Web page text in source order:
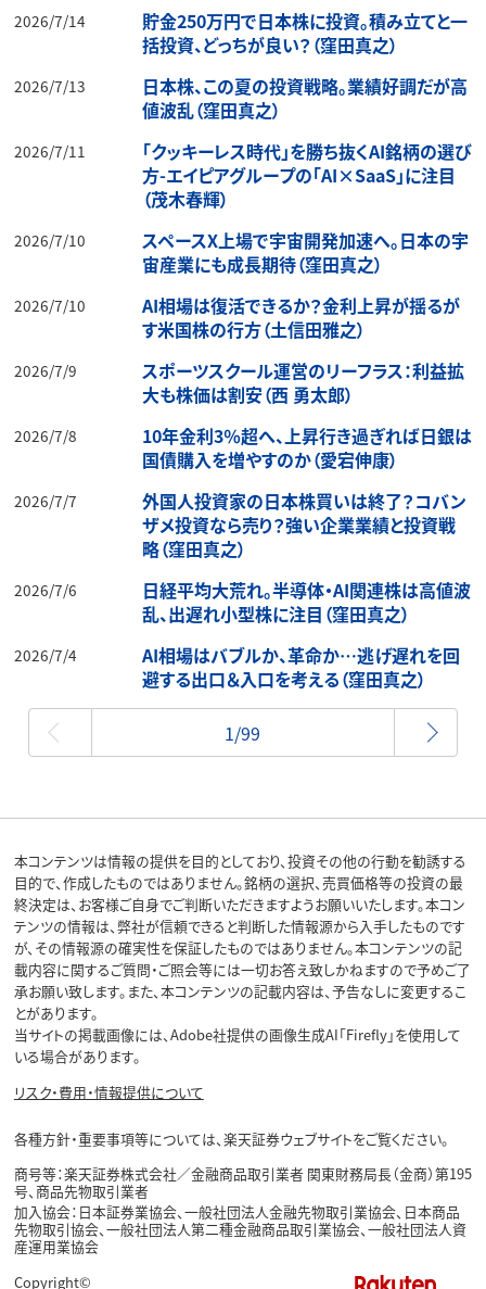
2026/7/14
貯金250万円で日本株に投資。積み立てと一
括投資、どっちが良い？（窪田真之）
2026/7/13
日本株、この夏の投資戦略。業績好調だが高
値波乱（窪田真之）
2026/7/11
「クッキーレス時代」を勝ち抜くAI銘柄の選び
方-エイピアグループの「AI×SaaS」に注目
（茂木春輝）
2026/7/10
スペースX上場で宇宙開発加速へ。日本の宇
宙産業にも成長期待（窪田真之）
2026/7/10
AI相場は復活できるか？金利上昇が揺るが
す米国株の行方（土信田雅之）
2026/7/9
スポーツスクール運営のリーフラス：利益拡
大も株価は割安（西 勇太郎）
2026/7/8
10年金利3％超へ、上昇行き過ぎれば日銀は
国債購入を増やすのか（愛宕伸康）
2026/7/7
外国人投資家の日本株買いは終了？コバン
ザメ投資なら売り？強い企業業績と投資戦
略（窪田真之）
2026/7/6
日経平均大荒れ。半導体・AI関連株は高値波
乱、出遅れ小型株に注目（窪田真之）
2026/7/4
AI相場はバブルか、革命か…逃げ遅れを回
避する出口＆入口を考える（窪田真之）
最初
1/99
本コンテンツは情報の提供を目的としており、投資その他の行動を勧誘する
目的で、作成したものではありません。銘柄の選択、売買価格等の投資の最
終決定は、お客様ご自身でご判断いただきますようお願いいたします。本コン
テンツの情報は、弊社が信頼できると判断した情報源から入手したものです
が、その情報源の確実性を保証したものではありません。本コンテンツの記
載内容に関するご質問・ご照会等には一切お答え致しかねますので予めご了
承お願い致します。また、本コンテンツの記載内容は、予告なしに変更するこ
とがあります。
当サイトの掲載画像には、Adobe社提供の画像生成AI「Firefly」を使用して
いる場合があります。
リスク・費用・情報提供について
各種方針・重要事項等については、楽天証券ウェブサイトをご覧ください。
商号等：楽天証券株式会社／金融商品取引業者 関東財務局長（金商）第195
号、商品先物取引業者
加入協会：日本証券業協会、一般社団法人金融先物取引業協会、日本商品
先物取引協会、一般社団法人第二種金融商品取引業協会、一般社団法人資
産運用業協会
Copyright©